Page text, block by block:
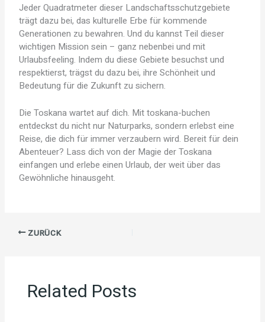
Jeder Quadratmeter dieser Landschaftsschutzgebiete
trägt dazu bei, das kulturelle Erbe für kommende
Generationen zu bewahren. Und du kannst Teil dieser
wichtigen Mission sein – ganz nebenbei und mit
Urlaubsfeeling. Indem du diese Gebiete besuchst und
respektierst, trägst du dazu bei, ihre Schönheit und
Bedeutung für die Zukunft zu sichern.
Die Toskana wartet auf dich. Mit toskana-buchen
entdeckst du nicht nur Naturparks, sondern erlebst eine
Reise, die dich für immer verzaubern wird. Bereit für dein
Abenteuer? Lass dich von der Magie der Toskana
einfangen und erlebe einen Urlaub, der weit über das
Gewöhnliche hinausgeht.
ZURÜCK
Related Posts